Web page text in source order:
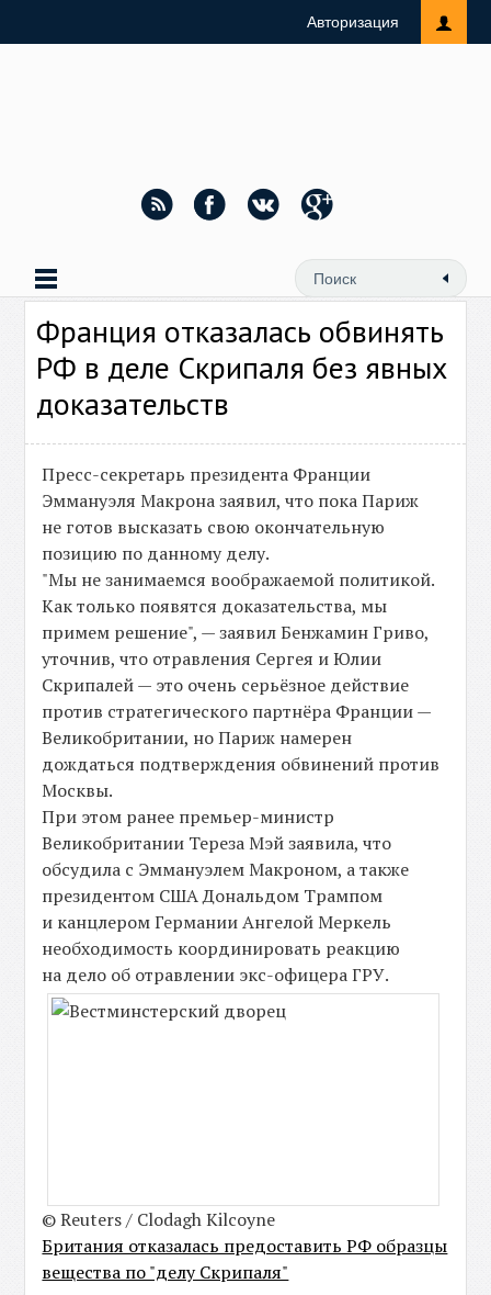
Авторизация
Франция отказалась обвинять
РФ в деле Скрипаля без явных
доказательств
Пресс-секретарь президента Франции
Эммануэля Макрона заявил, что пока Париж
не готов высказать свою окончательную
позицию по данному делу.
"Мы не занимаемся воображаемой политикой.
Как только появятся доказательства, мы
примем решение", — заявил Бенжамин Гриво,
уточнив, что отравления Сергея и Юлии
Скрипалей — это очень серьёзное действие
против стратегического партнёра Франции —
Великобритании, но Париж намерен
дождаться подтверждения обвинений против
Москвы.
При этом ранее премьер-министр
Великобритании Тереза Мэй заявила, что
обсудила с Эммануэлем Макроном, а также
президентом США Дональдом Трампом
и канцлером Германии Ангелой Меркель
необходимость координировать реакцию
на дело об отравлении экс-офицера ГРУ.
© Reuters / Clodagh Kilcoyne
Британия отказалась предоставить РФ образцы
вещества по "делу Скрипаля"